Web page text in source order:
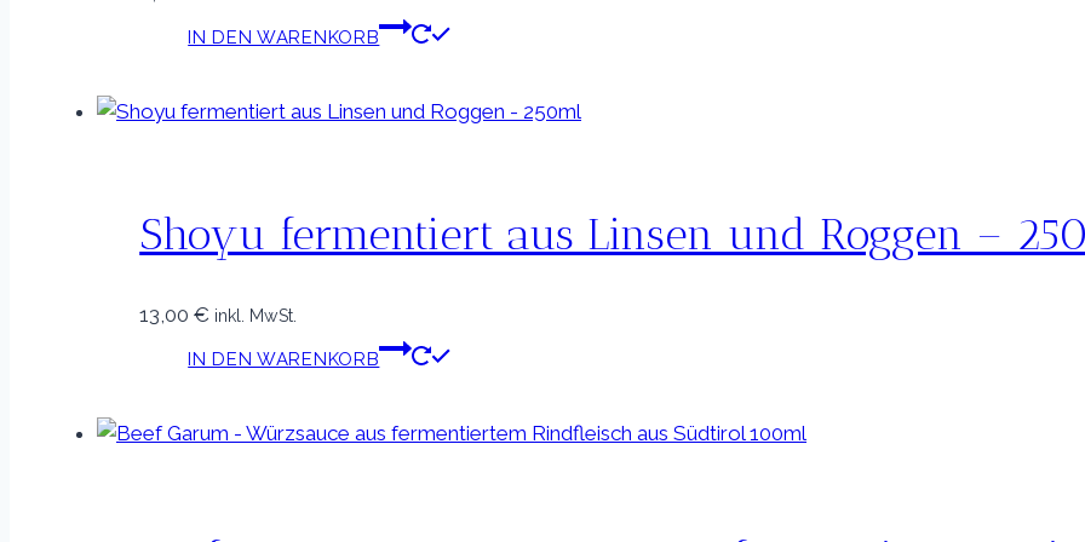
IN DEN WARENKORB
Shoyu fermentiert aus Linsen und Roggen –
13,00€ inkl. MwSt.
IN DEN WARENKORB